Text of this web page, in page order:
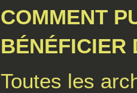
COMMENT
BÉNÉFICIER
Toutes les